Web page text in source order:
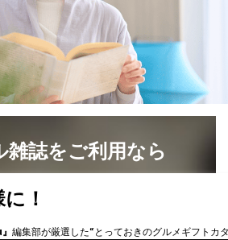
雑誌をご利用なら
が無料で読み放題！